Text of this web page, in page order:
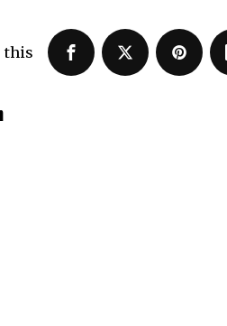
this